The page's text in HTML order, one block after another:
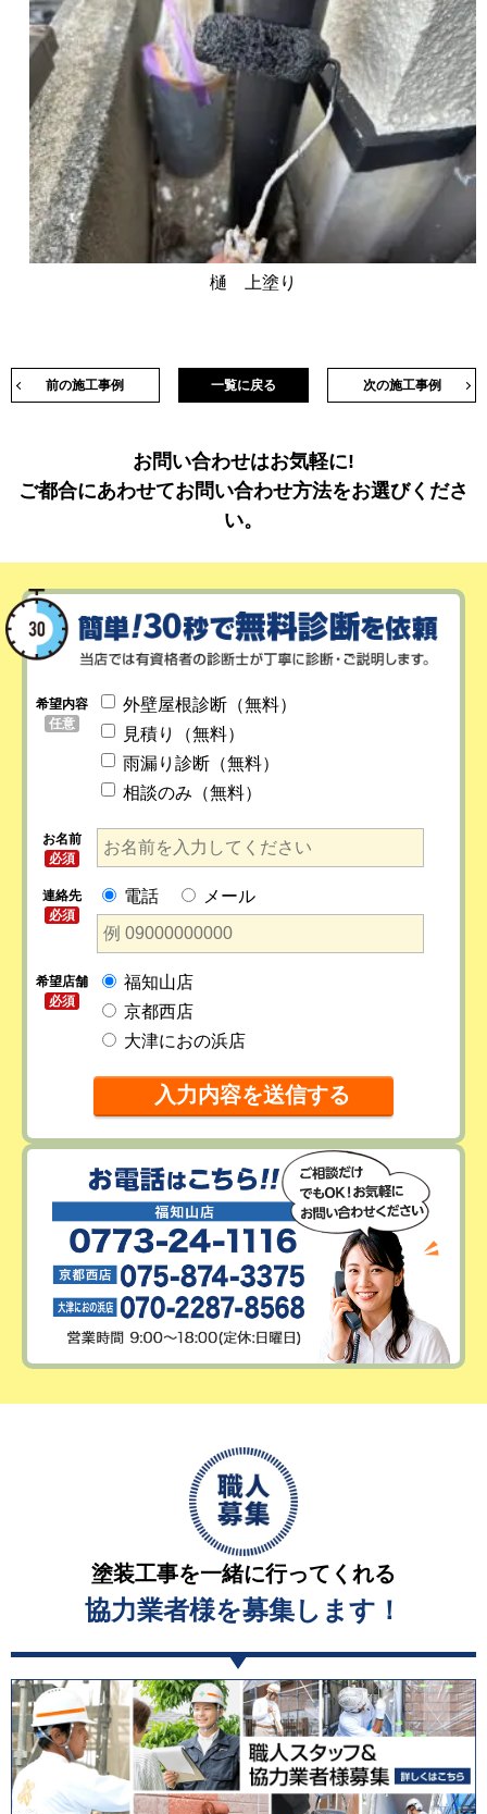
樋 上塗り
前の施工事例 次の施工事例
一覧に戻る
お問い合わせはお気軽に!
ご都合にあわせてお問い合わせ方法をお選びくださ
い。
希望内容
任意
外壁屋根診断（無料）
見積り（無料）
雨漏り診断（無料）
相談のみ（無料）
お名前
必須
連絡先
必須
電話 メール
希望店舗
必須
福知山店
京都西店
大津におの浜店
塗装工事を一緒に行ってくれる
協力業者様を募集します！